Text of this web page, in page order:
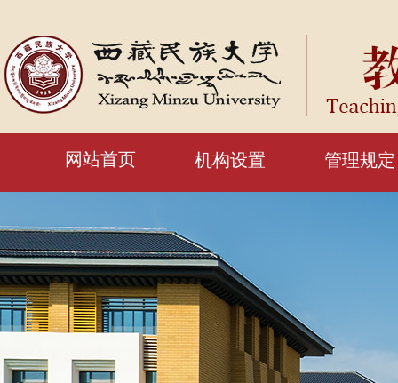
网站首页 机构设置 管理规定